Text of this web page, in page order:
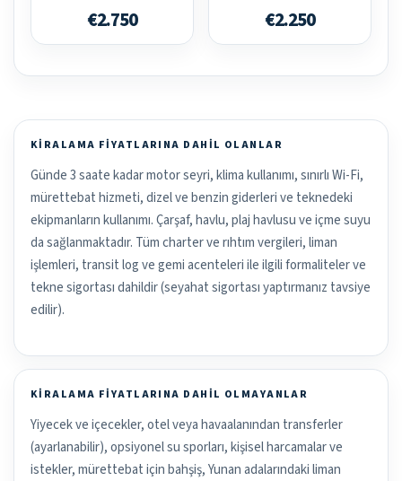
€2.750 €2.250
KIRALAMA FIYATLARINA DAHIL OLANLAR
Günde 3 saate kadar motor seyri, klima kullanımı, sınırlı Wi-Fi,
mürettebat hizmeti, dizel ve benzin giderleri ve teknedeki
ekipmanların kullanımı. Çarşaf, havlu, plaj havlusu ve içme suyu
da sağlanmaktadır. Tüm charter ve rıhtım vergileri, liman
işlemleri, transit log ve gemi acenteleri ile ilgili formaliteler ve
tekne sigortası dahildir (seyahat sigortası yaptırmanız tavsiye
edilir).
KIRALAMA FIYATLARINA DAHIL OLMAYANLAR
Yiyecek ve içecekler, otel veya havaalanından transferler
(ayarlanabilir), opsiyonel su sporları, kişisel harcamalar ve
istekler, mürettebat için bahşiş, Yunan adalarındaki liman